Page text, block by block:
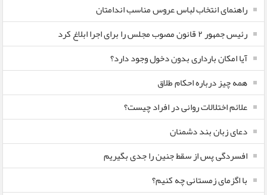
راهنمای انتخاب لباس عروس مناسب اندامتان
رئیس جمهور ۲ قانون مصوب مجلس را برای اجرا ابلاغ کرد
آیا امکان بارداری بدون دخول وجود دارد؟
همه چیز درباره احکام طلاق
علائم اختلالات روانی در افراد چیست؟
دعای زبان بند دشمنان
افسردگی پس از سقط جنین را جدی بگیریم
با اگزمای زمستانی چه کنیم؟